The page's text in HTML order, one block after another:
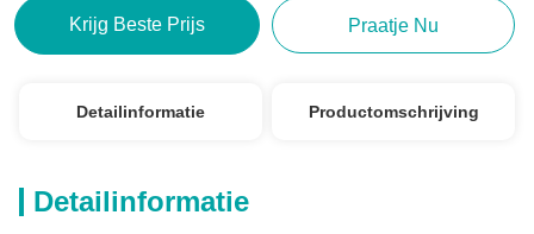
Krijg Beste Prijs Praatje Nu
Detailinformatie Productomschrijving
Detailinformatie